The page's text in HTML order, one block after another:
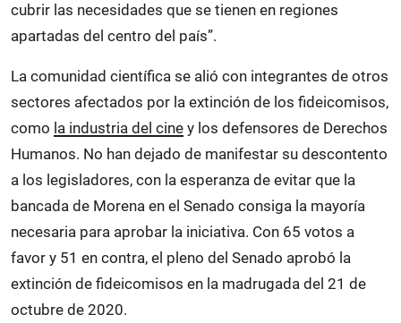
cubrir las necesidades que se tienen en regiones
apartadas del centro del país”.
La comunidad científica se alió con integrantes de otros
sectores afectados por la extinción de los fideicomisos,
como la industria del cine y los defensores de Derechos
Humanos. No han dejado de manifestar su descontento
a los legisladores, con la esperanza de evitar que la
bancada de Morena en el Senado consiga la mayoría
necesaria para aprobar la iniciativa. Con 65 votos a
favor y 51 en contra, el pleno del Senado aprobó la
extinción de fideicomisos en la madrugada del 21 de
octubre de 2020.